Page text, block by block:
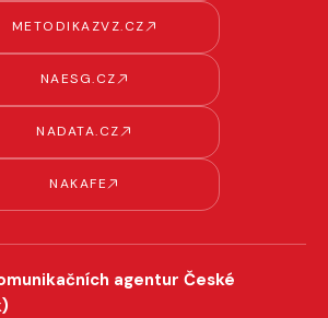
METODIKAZVZ.CZ
NAESG.CZ
NADATA.CZ
NAKAFE
agentur České